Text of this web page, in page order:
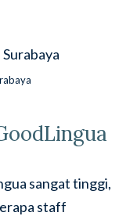
sangat tinggi,
staff